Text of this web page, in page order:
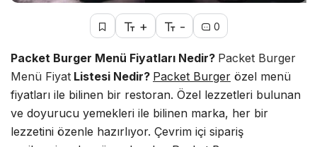
+ - 0
Packet Burger Menü Fiyatları Nedir? Packet Burger
Menü Fiyat Listesi Nedir? Packet Burger özel menü
fiyatları ile bilinen bir restoran. Özel lezzetleri bulunan
ve doyurucu yemekleri ile bilinen marka, her bir
lezzetini özenle hazırlıyor. Çevrim içi sipariş